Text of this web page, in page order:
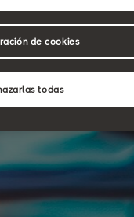
todas
de cookies